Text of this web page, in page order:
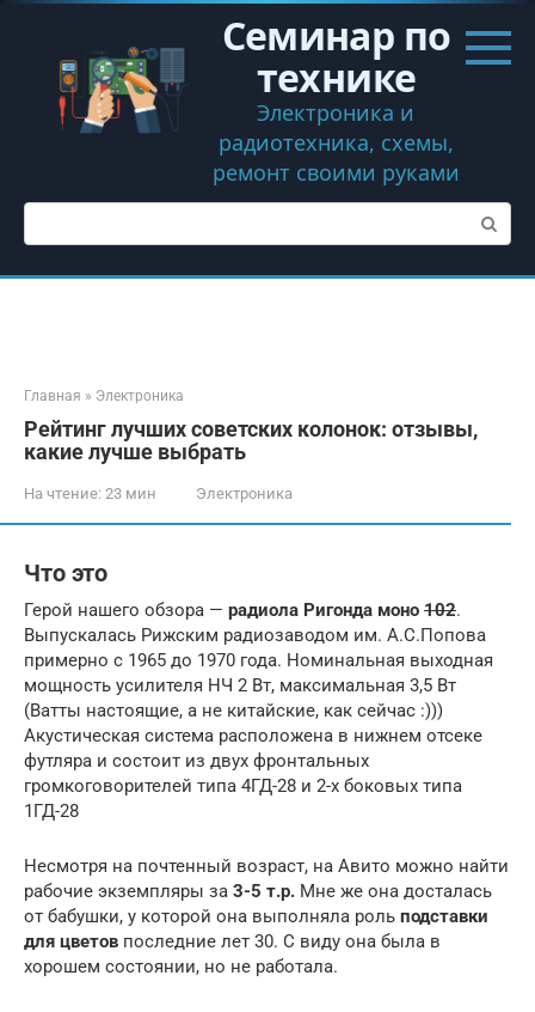
Перейти
контенту
Семинар по
технике
Электроника и
радиотехника, схемы,
ремонт своими руками
Поиск:
Главная » Электроника
Рейтинг лучших советских колонок: отзывы,
какие лучше выбрать
На чтение: 23 мин Электроника
Что это
Герой нашего обзора — радиола Ригонда моно 102.
Выпускалась Рижским радиозаводом им. А.С.Попова
примерно с 1965 до 1970 года. Номинальная выходная
мощность усилителя НЧ 2 Вт, максимальная 3,5 Вт
(Ватты настоящие, а не китайские, как сейчас :)))
Акустическая система расположена в нижнем отсеке
футляра и состоит из двух фронтальных
громкоговорителей типа 4ГД-28 и 2-х боковых типа
1ГД-28
Несмотря на почтенный возраст, на Авито можно найти
рабочие экземпляры за 3-5 т.р. Мне же она досталась
от бабушки, у которой она выполняла роль подставки
для цветов последние лет 30. С виду она была в
хорошем состоянии, но не работала.